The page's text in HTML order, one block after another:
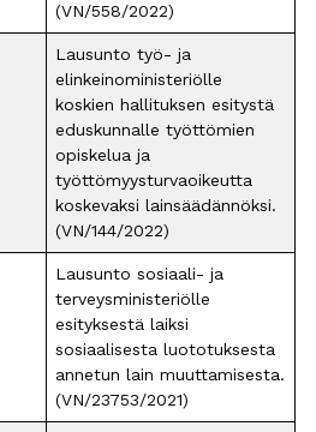
(VN/558/2022)
Lausunto työ- ja
elinkeinoministeriölle
koskien hallituksen esitystä
eduskunnalle työttömien
opiskelua ja
työttömyysturvaoikeutta
koskevaksi lainsäädännöksi.
(VN/144/2022)
Lausunto sosiaali- ja
terveysministeriölle
esityksestä laiksi
sosiaalisesta luototuksesta
annetun lain muuttamisesta.
(VN/23753/2021)